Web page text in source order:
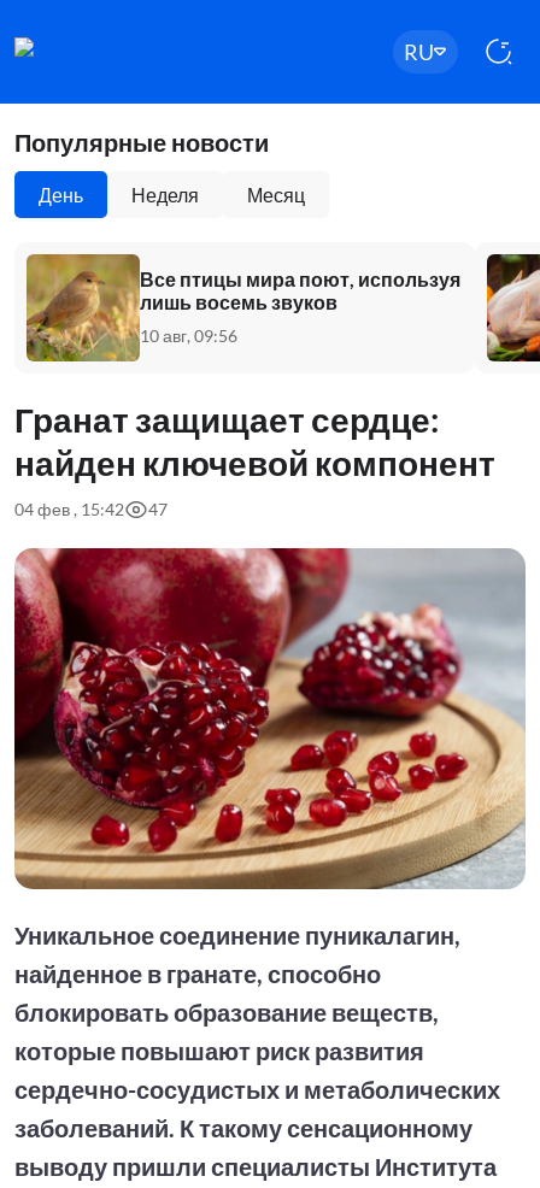
RU
Популярные новости
День Неделя Месяц
Все птицы мира поют, используя
лишь восемь звуков
10 авг, 09:56
Гранат защищает сердце:
найден ключевой компонент
04 фев , 15:42 47
Уникальное соединение пуникалагин,
найденное в гранате, способно
блокировать образование веществ,
которые повышают риск развития
сердечно-сосудистых и метаболических
заболеваний. К такому сенсационному
выводу пришли специалисты Института